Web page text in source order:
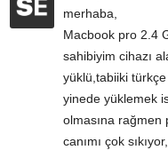
merhaba,
Macbook pro 2.4
sahibiyim cihazı
yüklü,tabiiki türkçe
yinede yüklemek
olmasına rağmen
canımı çok